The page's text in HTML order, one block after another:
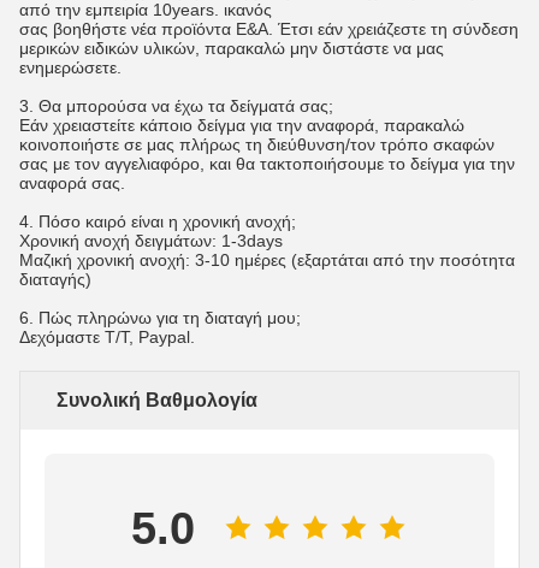
από την εμπειρία 10years. ικανός
σας βοηθήστε νέα προϊόντα Ε&Α. Έτσι εάν χρειάζεστε τη σύνδεση
μερικών ειδικών υλικών, παρακαλώ μην διστάστε να μας
ενημερώσετε.
3. Θα μπορούσα να έχω τα δείγματά σας;
Εάν χρειαστείτε κάποιο δείγμα για την αναφορά, παρακαλώ
κοινοποιήστε σε μας πλήρως τη διεύθυνση/τον τρόπο σκαφών
σας με τον αγγελιαφόρο, και θα τακτοποιήσουμε το δείγμα για την
αναφορά σας.
4. Πόσο καιρό είναι η χρονική ανοχή;
Χρονική ανοχή δειγμάτων: 1-3days
Μαζική χρονική ανοχή: 3-10 ημέρες (εξαρτάται από την ποσότητα
διαταγής)
6. Πώς πληρώνω για τη διαταγή μου;
Δεχόμαστε T/T, Paypal.
Συνολική Βαθμολογία
5.0